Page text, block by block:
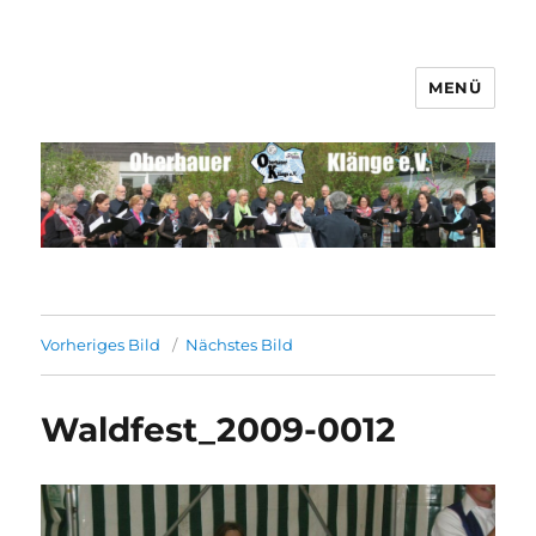
Männerchor Quirrenbach e.V.
MENÜ
Vorheriges Bild Nächstes Bild
Waldfest_2009-0012